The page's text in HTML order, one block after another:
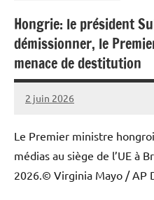
Hongrie: le président
démissionner, le
menace de destitution
2 juin 2026
Admins
Le Premier ministre
médias au siège de l’UE à
2026.© Virginia Mayo / AP